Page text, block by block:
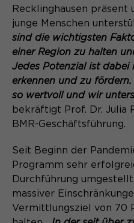
Zweck
Dieser
ob ein
angemeldet
diese zu
Name
Laufzeit
Zweck
Speichert
Benutzers
aktuellen
Anbieter Matomo
Laufzeit Sitzung
Temporäre
Recklinghausen präsent
junge Menschen
sind die wichtigsten
einer Region zu halten
Jedes Potenzial ist dabei
erkennen und zu
so wertvoll und wir
bekräftigt Prof. Dr. Julia
BMR-Geschäftsführung.
Seit Beginn der
Programm sehr
Durchführung
massiver
Vermittlungsziel von 70